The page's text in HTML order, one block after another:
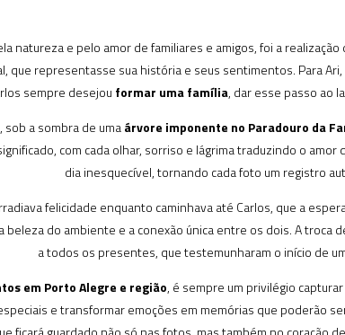
natureza e pelo amor de familiares e amigos, foi a
que representasse sua história e seus sentimentos. Para Ari,
sempre desejou formar uma família, dar esse passo ao
, sob a sombra de umaárvore imponente no Paradouro da
com cada olhar, sorriso e lágrima traduzindo o
dia inesquecível, tornando cada foto um registro
felicidade enquanto caminhava até Carlos, que a
beleza do ambiente e a conexão única entre os dois. A
a todos os presentes, que testemunharam o início de
em Porto Alegre e região, é sempre um privilégio
e transformar emoções em memórias que poderão